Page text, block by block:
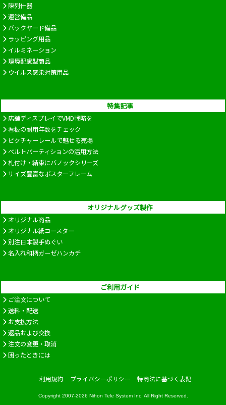
陳列什器
運営備品
バックヤード備品
ラッピング用品
イルミネーション
環境配慮型商品
ウイルス感染対策用品
特集記事
店舗ディスプレイでVMD戦略を
看板の耐用年数をチェック
ピクチャーレールで魅せる売場
ベルトパーティションの活用方法
札付け・結束にバノックシリーズ
サイズ豊富なポスターフレーム
オリジナルグッズ製作
オリジナル商品
オリジナル紙コースター
別注日本製手ぬぐい
名入れ和柄ガーゼハンカチ
ご利用ガイド
ご注文について
送料・配送
お支払方法
返品および交換
注文の変更・取消
困ったときには
利用規約 プライバシーポリシー 特商法に基づく表記
Copyright 2007-2026 Nihon Tele System Inc. All Right Reserved.